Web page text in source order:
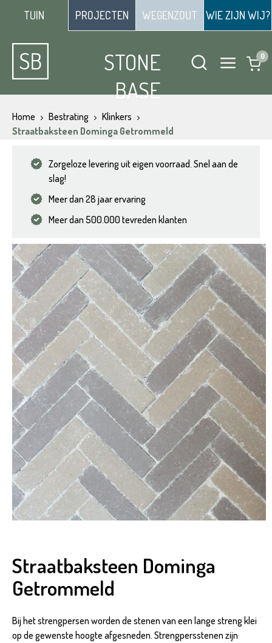
TUIN PROJECTEN WEGENZOUT WIE ZIJN WIJ?
STONE
BASE
Home Bestrating
Klinkers
Straatbaksteen Dominga Getrommeld
Zorgeloze levering uit eigen voorraad. Snel aan de
slag!
Meer dan 28 jaar ervaring
Meer dan 500.000 tevreden klanten
Straatbaksteen Dominga
Getrommeld
Bij het strengpersen worden de stenen van een lange streng klei
op de gewenste hoogte afgesneden. Strengpersstenen zijn